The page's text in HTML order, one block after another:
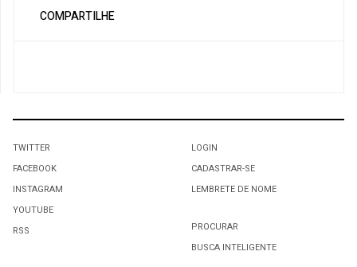
COMPARTILHE
TWITTER
FACEBOOK
INSTAGRAM
YOUTUBE
RSS
LOGIN
CADASTRAR-SE
LEMBRETE DE NOME
PROCURAR
BUSCA INTELIGENTE